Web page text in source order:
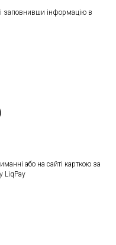
заповнивши інформацію в
або на сайті карткою за
LiqPay